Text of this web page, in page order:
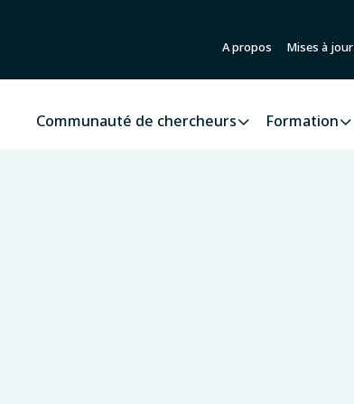
A propos Mises à jour
Communauté de chercheurs Formation